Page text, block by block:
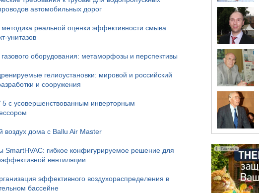
автомобильных дорог
реальной оценки эффективности смыва
унитазов
оборудования: метаморфозы и перспективы
гелиоустановки: мировой и российский
и сооружения
5 с усовершенствованным инверторным
воздух дома с Ballu Air Master
гибкое конфигурируемое решение для
вентиляции
эффективного воздухораспределения в
бассейне
Реклама